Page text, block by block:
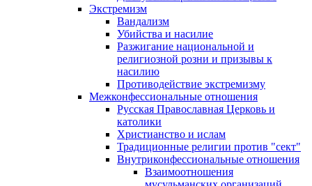
Экстремизм
Вандализм
Убийства и насилие
Разжигание национальной и
религиозной розни и призывы к
насилию
Противодействие экстремизму
Межконфессиональные отношения
Русская Православная Церковь и
католики
Христианство и ислам
Традиционные религии против "сект"
Внутриконфессиональные отношения
Взаимоотношения